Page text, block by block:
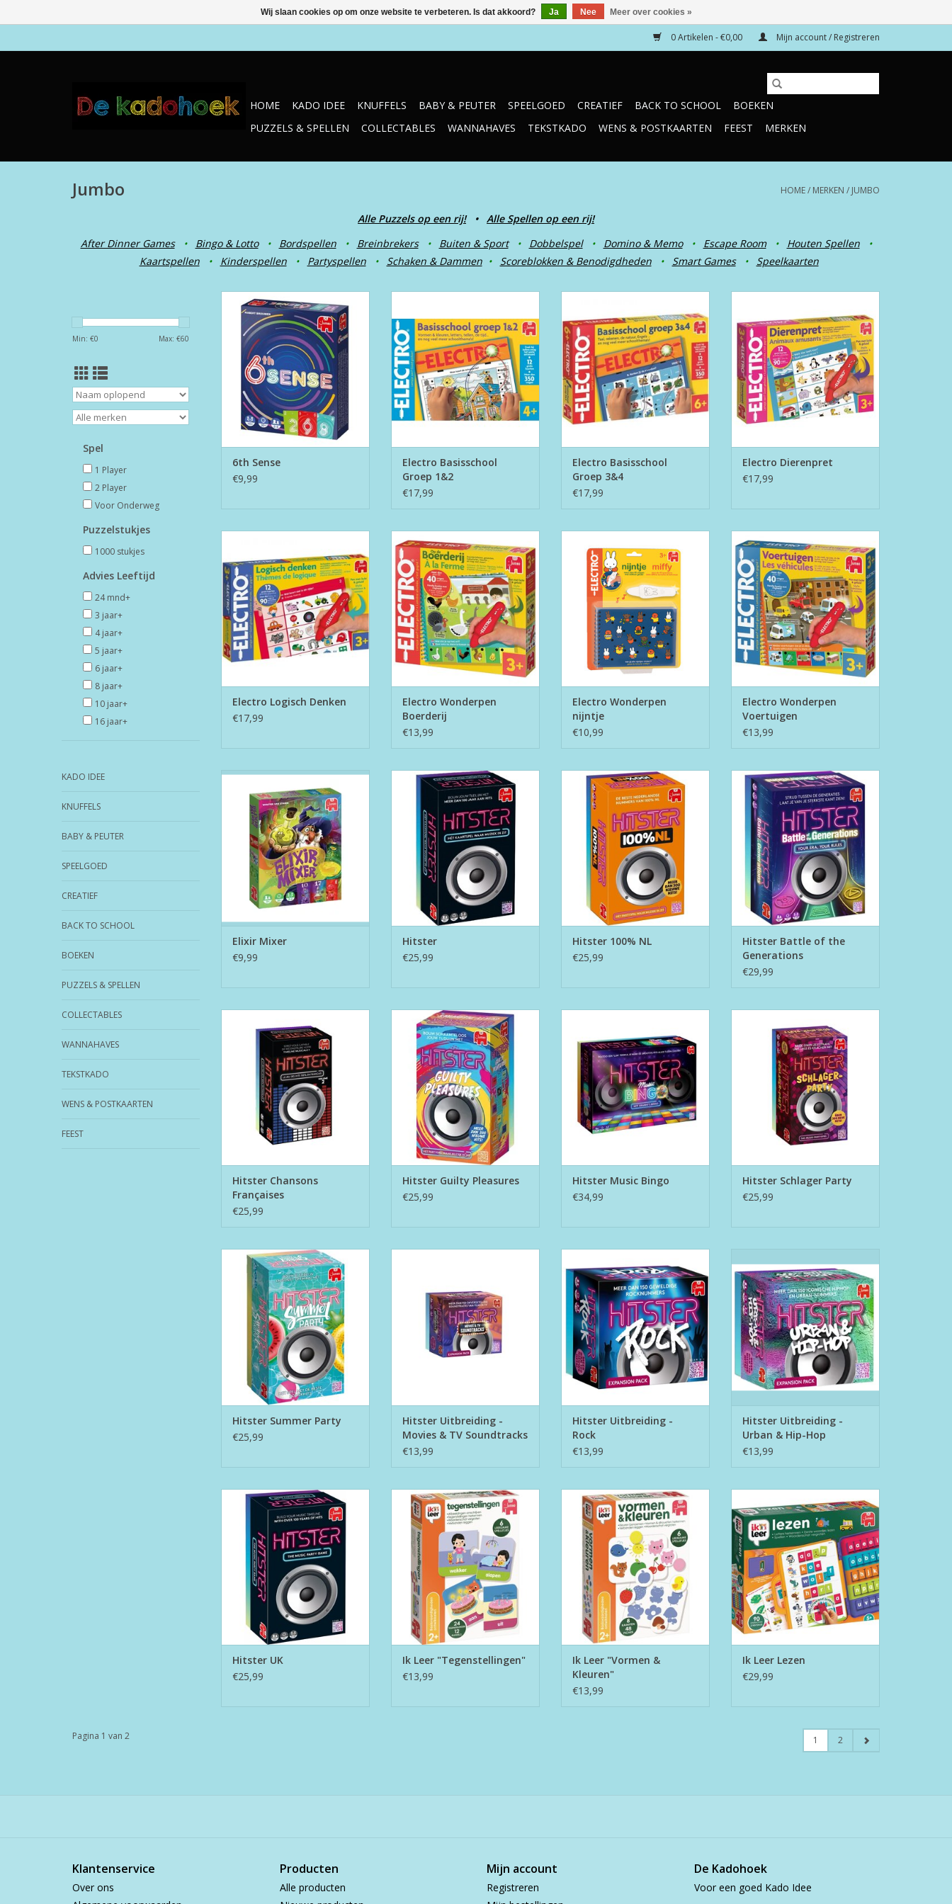
0 Artikelen - €0,00 Mijn account / Registreren
HOME KADO IDEE KNUFFELS BABY & PEUTER SPEELGOED CREATIEF BACK TO SCHOOL
BOEKEN
PUZZELS & SPELLEN
COLLECTABLES WANNAHAVES TEKSTKADO WENS & POSTKAARTEN FEEST MERKEN
Jumbo HOME/ MERKEN / JUMBO
Alle Puzzels op een rij!• Alle Spellen op een rij!
After Dinner Games
• Bingo & Lotto • Bordspellen • Breinbrekers • Buiten & Sport • Dobbelspel • Domino & Memo • Escape Room • Houten Spellen
•
Kaartspellen
• Kinderspellen • Partyspellen • Schaken & Dammen • Scoreblokken & Benodigdheden • Smart Games • Speelkaarten
Min: €0 Max: €60
Spel
1 Player
2 Player
Voor Onderweg
Puzzelstukjes
1000 stukjes
Advies Leeftijd
24 mnd+
3 jaar+
4 jaar+
5 jaar+
6 jaar+
8 jaar+
10 jaar+
16 jaar+
KADO IDEE
KNUFFELS
BABY & PEUTER
SPEELGOED
CREATIEF
BACK TO SCHOOL
BOEKEN
PUZZELS & SPELLEN
COLLECTABLES
WANNAHAVES
TEKSTKADO
WENS & POSTKAARTEN
FEEST
6th Sense
6th Sense
€9,99
TOEVOEGEN AAN WINKELWAGEN
Electro Basisschool
Groep 1&2
€17,99
TOEVOEGEN AAN WINKELWAGEN
Electro Basisschool
Groep 3&4
€17,99
TOEVOEGEN AAN WINKELWAGEN
Electro Dierenpret
€17,99
TOEVOEGEN AAN WINKELWAGEN
Electro Logisch Denken
€17,99
Electro Wonderpen Boerderij
TOEVOEGEN AAN WINKELWAGEN
Electro Wonderpen
Boerderij
€13,99
TOEVOEGEN AAN WINKELWAGEN
Electro Wonderpen
nijntje
€10,99
Electro Wonderpen Voertuigen
TOEVOEGEN AAN WINKELWAGEN
Electro Wonderpen
Voertuigen
€13,99
Elixir Mixer
TOEVOEGEN AAN WINKELWAGEN
Elixir Mixer
€9,99
Hitster
TOEVOEGEN AAN WINKELWAGEN
Hitster
€25,99
Hitster 100% NL
TOEVOEGEN AAN WINKELWAGEN
Hitster 100% NL
€25,99
Hitster Battle of the Generations
TOEVOEGEN AAN WINKELWAGEN
Hitster Battle of the
Generations
€29,99
TOEVOEGEN AAN WINKELWAGEN
Hitster Chansons
Françaises
€25,99
Hitster Guilty Pleasures
Hitster Guilty Pleasures
€25,99
TOEVOEGEN AAN WINKELWAGEN
Hitster Music Bingo
€34,99
TOEVOEGEN AAN WINKELWAGEN
Hitster Schlager Party
€25,99
Hitster Summer Party
TOEVOEGEN AAN WINKELWAGEN
Hitster Summer Party
€25,99
TOEVOEGEN AAN WINKELWAGEN
Hitster Uitbreiding -
Movies & TV Soundtracks
€13,99
Hitster Uitbreiding -
Rock
€13,99
Hop
TOEVOEGEN AAN WINKELWAGEN
Hitster Uitbreiding -
Urban & Hip-Hop
€13,99
Hitster UK
TOEVOEGEN AAN WINKELWAGEN
Hitster UK
€25,99
Ik Leer "Tegenstellingen"
TOEVOEGEN AAN WINKELWAGEN
Ik Leer "Tegenstellingen"
€13,99
Ik Leer "Vormen & Kleuren"
Ik Leer "Vormen &
Kleuren"
€13,99
TOEVOEGEN AAN WINKELWAGEN
Ik Leer Lezen
€29,99
Pagina 1 van 2 1 2
Klantenservice
Over ons
Producten
Alle producten
Mijn account
Registreren
De Kadohoek
Voor een goed Kado Idee
Wij slaan cookies op om onze website te verbeteren. Is dat akkoord? Ja Nee Meer over cookies »